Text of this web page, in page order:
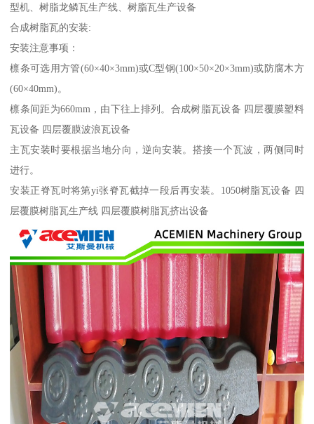
型机、树脂龙鳞瓦生产线、树脂瓦生产设备
合成树脂瓦的安装:
安装注意事项：
檩条可选用方管(60×40×3mm)或C型钢(100×50×20×3mm)或防腐木方
(60×40mm)。
檩条间距为660mm，由下往上排列。合成树脂瓦设备 四层覆膜塑料
瓦设备 四层覆膜波浪瓦设备
主瓦安装时要根据当地分向，逆向安装。搭接一个瓦波，两侧同时
进行。
安装正脊瓦时将第yi张脊瓦截掉一段后再安装。1050树脂瓦设备 四
层覆膜树脂瓦生产线 四层覆膜树脂瓦挤出设备